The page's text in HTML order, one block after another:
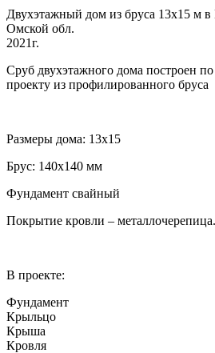
Двухэтажный дом из бруса 13х15 м в
Омской обл.
2021г.
Сруб двухэтажного дома построен
проекту из профилированного бруса
Размеры дома: 13х15
Брус: 140х140 мм
Фундамент свайный
Покрытие кровли – металлочерепица.
В проекте:
Фундамент
Крыльцо
Крыша
Кровля